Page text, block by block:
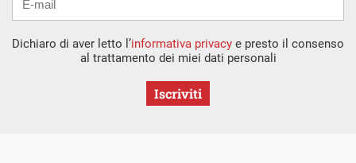
Dichiaro di aver letto l’informativa privacy e presto il consenso
al trattamento dei miei dati personali
Iscriviti